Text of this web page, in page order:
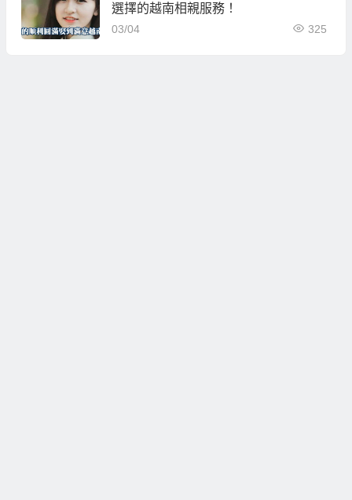
選擇的越南相親服務！
03/04 325